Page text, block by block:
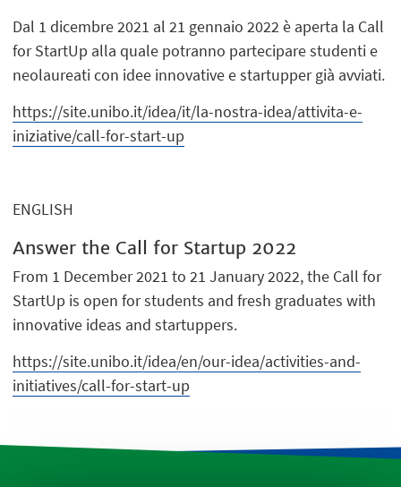
Dal 1 dicembre 2021 al 21 gennaio 2022 è aperta la Call
for StartUp alla quale potranno partecipare studenti e
neolaureati con idee innovative e startupper già avviati.
https://site.unibo.it/idea/it/la-nostra-idea/attivita-e-
iniziative/call-for-start-up
ENGLISH
Answer the Call for Startup 2022
From 1 December 2021 to 21 January 2022, the Call for
StartUp is open for students and fresh graduates with
innovative ideas and startuppers.
https://site.unibo.it/idea/en/our-idea/activities-and-
initiatives/call-for-start-up